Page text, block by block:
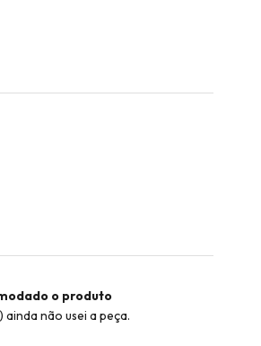
o produto
não usei a peça.